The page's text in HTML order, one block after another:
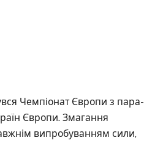
Чемпіонат Європи з пара-
Європи. Змагання
випробуванням сили,